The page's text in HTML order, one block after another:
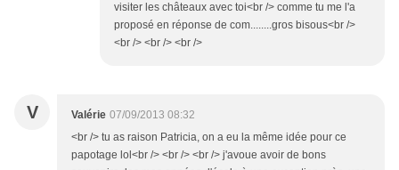
visiter les châteaux avec toi<br /> comme tu me l'a
proposé en réponse de com........gros bisous<br />
<br /> <br /> <br />
V Valérie 07/09/2013 08:32
<br /> tu as raison Patricia, on a eu la même idée pour ce
papotage lol<br /> <br /> <br /> j'avoue avoir de bons